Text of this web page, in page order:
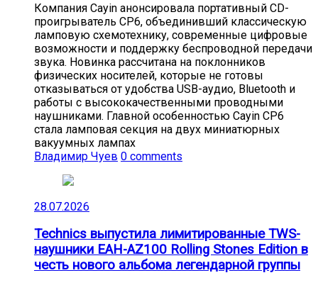
Компания Cayin анонсировала портативный CD-
проигрыватель CP6, объединивший классическую
ламповую схемотехнику, современные цифровые
возможности и поддержку беспроводной передачи
звука. Новинка рассчитана на поклонников
физических носителей, которые не готовы
отказываться от удобства USB-аудио, Bluetooth и
работы с высококачественными проводными
наушниками. Главной особенностью Cayin CP6
стала ламповая секция на двух миниатюрных
вакуумных лампах
Владимир Чуев 0 comments
28.07.2026
Technics выпустила лимитированные TWS-
наушники EAH-AZ100 Rolling Stones Edition в
честь нового альбома легендарной группы